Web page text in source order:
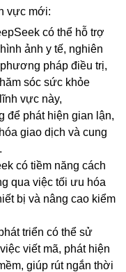
vực mới:
có thể hỗ trợ
ảnh y tế, nghiên
pháp điều trị,
sóc sức khỏe
vực này,
để phát hiện gian lận,
giao dịch và cung
có tiềm năng cách
qua việc tối ưu hóa
bị và nâng cao kiểm
triển có thể sử
viết mã, phát hiện
giúp rút ngắn thời